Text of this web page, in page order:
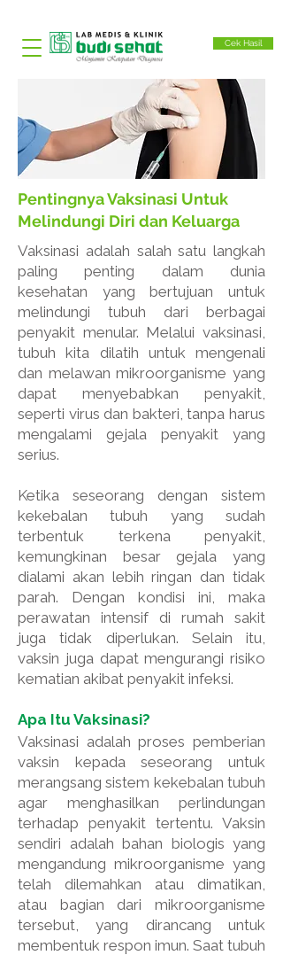
Cek Hasil
Pentingnya Vaksinasi Untuk
Melindungi Diri dan Keluarga
Vaksinasi adalah salah satu langkah
paling penting dalam dunia
kesehatan yang bertujuan untuk
melindungi tubuh dari berbagai
penyakit menular. Melalui vaksinasi,
tubuh kita dilatih untuk mengenali
dan melawan mikroorganisme yang
dapat menyebabkan penyakit,
seperti virus dan bakteri, tanpa harus
mengalami gejala penyakit yang
serius.
Ketika seseorang dengan sistem
kekebalan tubuh yang sudah
terbentuk terkena penyakit,
kemungkinan besar gejala yang
dialami akan lebih ringan dan tidak
parah. Dengan kondisi ini, maka
perawatan intensif di rumah sakit
juga tidak diperlukan. Selain itu,
vaksin juga dapat mengurangi risiko
kematian akibat penyakit infeksi.
Apa Itu Vaksinasi?
Vaksinasi adalah proses pemberian
vaksin kepada seseorang untuk
merangsang sistem kekebalan tubuh
agar menghasilkan perlindungan
terhadap penyakit tertentu. Vaksin
sendiri adalah bahan biologis yang
mengandung mikroorganisme yang
telah dilemahkan atau dimatikan,
atau bagian dari mikroorganisme
tersebut, yang dirancang untuk
membentuk respon imun. Saat tubuh